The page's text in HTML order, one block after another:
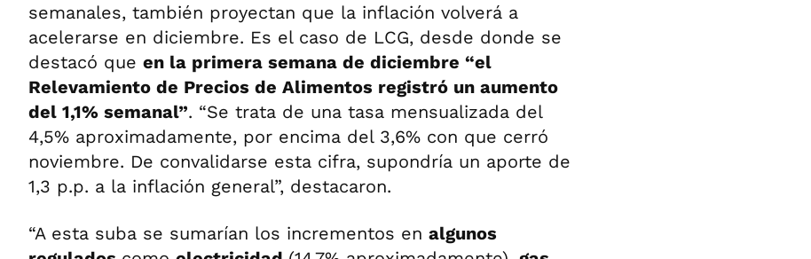
semanales, también proyectan que la inflación volverá a
acelerarse en diciembre. Es el caso de LCG, desde donde se
destacó que en la primera semana de diciembre “el
Relevamiento de Precios de Alimentos registró un aumento
del 1,1% semanal”. “Se trata de una tasa mensualizada del
4,5% aproximadamente, por encima del 3,6% con que cerró
noviembre. De convalidarse esta cifra, supondría un aporte de
1,3 p.p. a la inflación general”, destacaron.
“A esta suba se sumarían los incrementos en algunos